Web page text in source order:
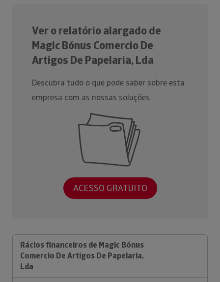
Ver o relatório alargado de
Magic Bónus Comercio De
Artigos De Papelaria, Lda
Descubra tudo o que pode saber sobre esta
empresa com as nossas soluções
ACESSO GRATUITO
Rácios financeiros de Magic Bónus
Comercio De Artigos De Papelaria,
Lda